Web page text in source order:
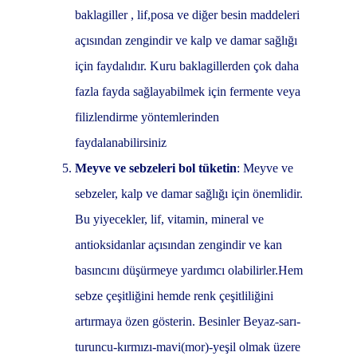
baklagiller , lif,posa ve diğer besin maddeleri
açısından zengindir ve kalp ve damar sağlığı
için faydalıdır. Kuru baklagillerden çok daha
fazla fayda sağlayabilmek için fermente veya
filizlendirme yöntemlerinden
faydalanabilirsiniz
Meyve ve sebzeleri bol tüketin: Meyve ve
sebzeler, kalp ve damar sağlığı için önemlidir.
Bu yiyecekler, lif, vitamin, mineral ve
antioksidanlar açısından zengindir ve kan
basıncını düşürmeye yardımcı olabilirler.Hem
sebze çeşitliğini hemde renk çeşitliliğini
artırmaya özen gösterin. Besinler Beyaz-sarı-
turuncu-kırmızı-mavi(mor)-yeşil olmak üzere